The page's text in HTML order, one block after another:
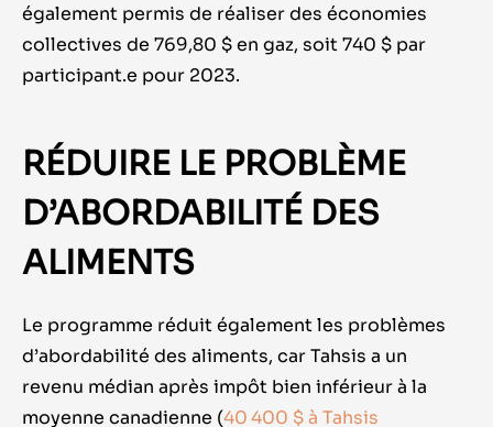
également permis de réaliser des économies
collectives de 769,80 $ en gaz, soit 740 $ par
participant.e pour 2023.
RÉDUIRE LE PROBLÈME
D’ABORDABILITÉ DES
ALIMENTS
Le programme réduit également les problèmes
d’abordabilité des aliments, car Tahsis a un
revenu médian après impôt bien inférieur à la
moyenne canadienne (40 400 $ à Tahsis